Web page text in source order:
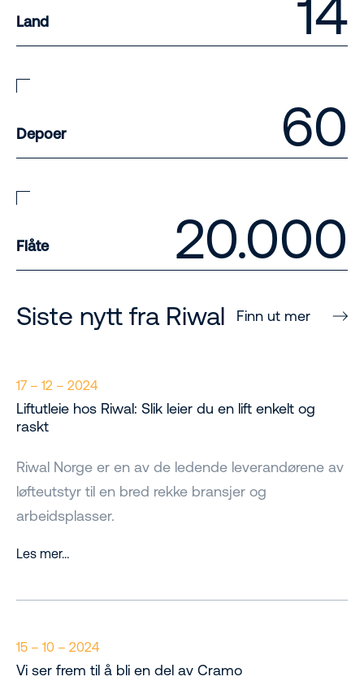
Land 14
Depoer 60
Flåte 20.000
Siste nytt fra Riwal Finn ut mer
17 – 12 – 2024
Liftutleie hos Riwal: Slik leier du en lift enkelt og
raskt
Riwal Norge er en av de ledende leverandørene av
løfteutstyr til en bred rekke bransjer og
arbeidsplasser.
Les mer…
15 – 10 – 2024
Vi ser frem til å bli en del av Cramo